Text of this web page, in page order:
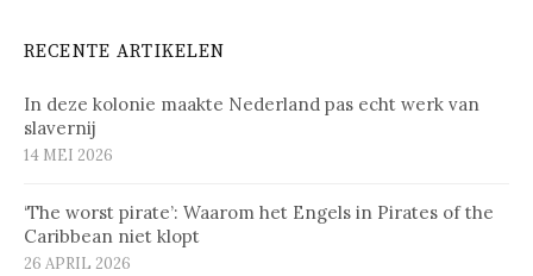
RECENTE ARTIKELEN
In deze kolonie maakte Nederland pas echt werk van
slavernij
14 MEI 2026
‘The worst pirate’: Waarom het Engels in Pirates of the
Caribbean niet klopt
26 APRIL 2026